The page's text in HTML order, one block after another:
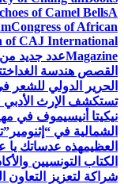
of Camel BellsA
Congress of African
of CAJ International
Magazineعدد جديد من
القصص هندسة الغد
الحرير الدولي للشعر
تستكشف الإرث الأدبي
نيكيتا أنيسيموف في
الشمالية في “إثنومير”
العظيمهذه عدساتك يا
الكتاب التونسيين
شراكة لتعزيز التعاون